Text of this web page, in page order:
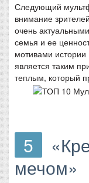
Следующий
внимание
очень
семья и ее
мотивами
является таким
теплым, который
5
мечом»